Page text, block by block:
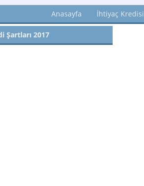
Anasayfa İhtiyaç Kredisi
Şartları 2017